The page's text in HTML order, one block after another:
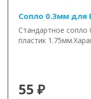
Сопло 0.3мм для
Стандартное сопло
пластик
55 ₽